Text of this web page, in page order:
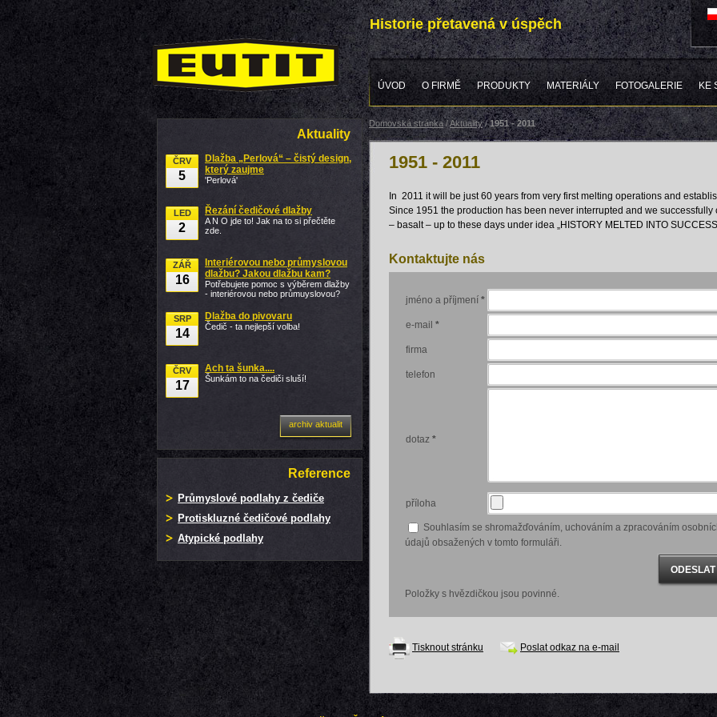
Historie přetavená v úspěch
ÚVOD O FIRMĚ PRODUKTY MATERIÁLY FOTOGALERIE KE
Domovská stránka/Aktuality/1951 - 2011
1951 - 2011
In 2011 it will be just 60 years from very first melting operations and
Since 1951 the production has been never interrupted and we
– basalt – up to these days under idea „HISTORY MELTED INTO
Kontaktujte nás
jméno a příjmení *
e-mail *
firma
telefon
dotaz *
příloha
Souhlasím se shromažďováním, uchováním a zpracováním
údajů obsažených v tomto formuláři.
Položky s hvězdičkou jsou povinné.
Tisknout stránku Poslat odkaz na e-mail
Aktuality
ČRV
5
Dlažba „Perlová“ – čistý design,
který zaujme
'Perlová'
LED
2
Řezání čedičové dlažby
A N O jde to! Jak na to si přečtěte
zde.
ZÁŘ
16
Interiérovou nebo průmyslovou
dlažbu? Jakou dlažbu kam?
Potřebujete pomoc s výběrem dlažby
- interiérovou nebo průmuyslovou?
SRP
14
Dlažba do pivovaru
Čedič - ta nejlepší volba!
ČRV
17
Ach ta šunka....
Šunkám to na čediči sluší!
archiv aktualit
Reference
Průmyslové podlahy z čediče
Protiskluzné čedičové podlahy
Atypické podlahy